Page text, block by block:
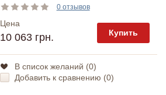
0 отзывов
Цена
10 063 грн. Купить
В список желаний (0)
Добавить к сравнению (0)